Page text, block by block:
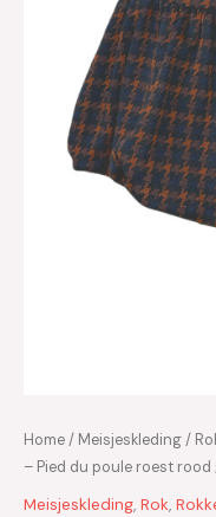
Home/ Meisjeskleding/
– Pied du poule roest rood
Meisjeskleding, Rok,